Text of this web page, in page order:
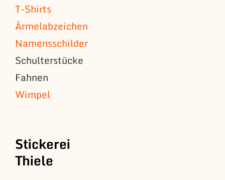
T-Shirts
Ärmelabzeichen
Namensschilder
Schulterstücke
Fahnen
Wimpel
Stickerei
Thiele